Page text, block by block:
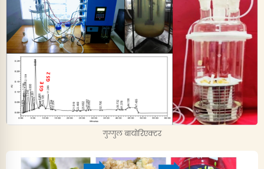
गुग्गुल बायोरिएक्टर